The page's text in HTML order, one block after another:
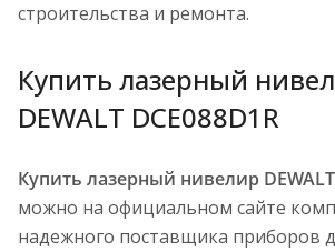
строительства и ремонта.
Купить лазерный
DEWALT DCE088D1R
Купить лазерный нивелир DEWALT
можно на официальном сайте
надежного поставщика приборов